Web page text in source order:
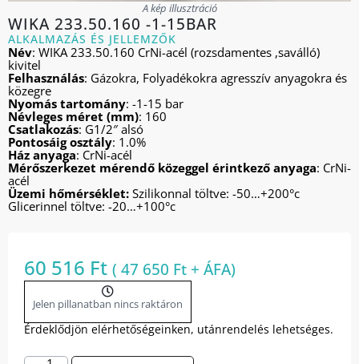
A kép illusztráció
WIKA 233.50.160 -1-15BAR
ALKALMAZÁS ÉS JELLEMZŐK
Név: WIKA 233.50.160 CrNi-acél (rozsdamentes ,saválló)
kivitel
Felhasználás: Gázokra, Folyadékokra agresszív anyagokra és
közegre
Nyomás tartomány: -1-15 bar
Névleges méret (mm): 160
Csatlakozás: G1/2″ alsó
Pontosáig osztály: 1.0%
Ház anyaga: CrNi-acél
Mérőszerkezet mérendő közeggel érintkező anyaga: CrNi-
acél
Üzemi hőmérséklet: Szilikonnal töltve: -50…+200°c
Glicerinnel töltve: -20…+100°c
60 516 Ft ( 47 650 Ft + ÁFA)
Jelen pillanatban nincs raktáron
Érdeklődjön elérhetőségeinken, utánrendelés lehetséges.